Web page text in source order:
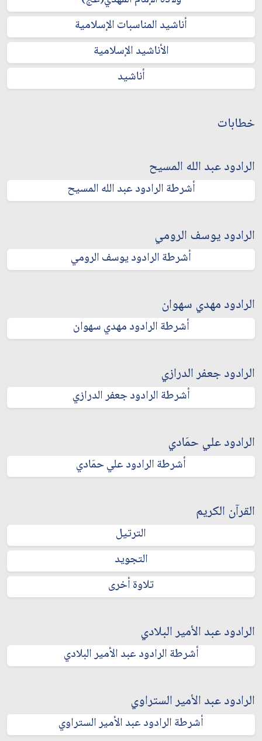
أناشيد المناسبات الإسلامية
الأناشيد الإسلامية
أناشيد
خطابات
الرادود عبد الله المسيح
أشرطة الرادود عبد الله المسيح
الرادود يوسف الرومي
أشرطة الرادود يوسف الرومي
الرادود مهدي سهوان
أشرطة الرادود مهدي سهوان
الرادود جعفر الدرازي
أشرطة الرادود جعفر الدرازي
الرادود علي حمَادي
أشرطة الرادود علي حمَادي
القرآن الكريم
الترتيل
التجويد
تلاوة أخرى
الرادود عبد الأمير البلادي
أشرطة الرادود عبد الأمير البلادي
الرادود عبد الأمير الستراوي
أشرطة الرادود عبد الأمير الستراوي